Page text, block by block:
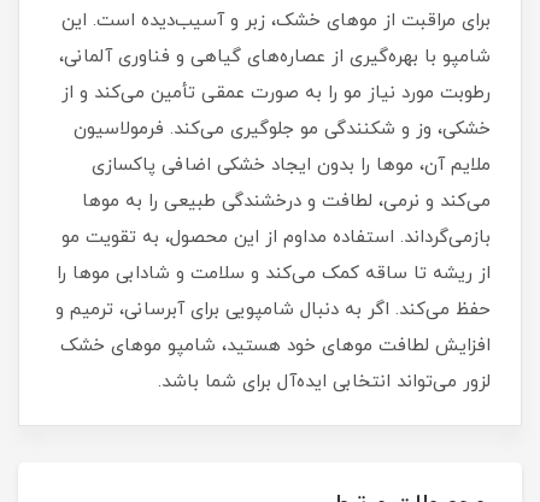
برای مراقبت از موهای خشک، زبر و آسیب‌دیده است. این
شامپو با بهره‌گیری از عصاره‌های گیاهی و فناوری آلمانی،
رطوبت مورد نیاز مو را به‌ صورت عمقی تأمین می‌کند و از
خشکی، وز و شکنندگی مو جلوگیری می‌کند. فرمولاسیون
ملایم آن، موها را بدون ایجاد خشکی اضافی پاکسازی
می‌کند و نرمی، لطافت و درخشندگی طبیعی را به موها
بازمی‌گرداند. استفاده مداوم از این محصول، به تقویت مو
از ریشه تا ساقه کمک می‌کند و سلامت و شادابی موها را
حفظ می‌کند. اگر به دنبال شامپویی برای آبرسانی، ترمیم و
افزایش لطافت موهای خود هستید، شامپو موهای خشک
لزور می‌تواند انتخابی ایده‌آل برای شما باشد.